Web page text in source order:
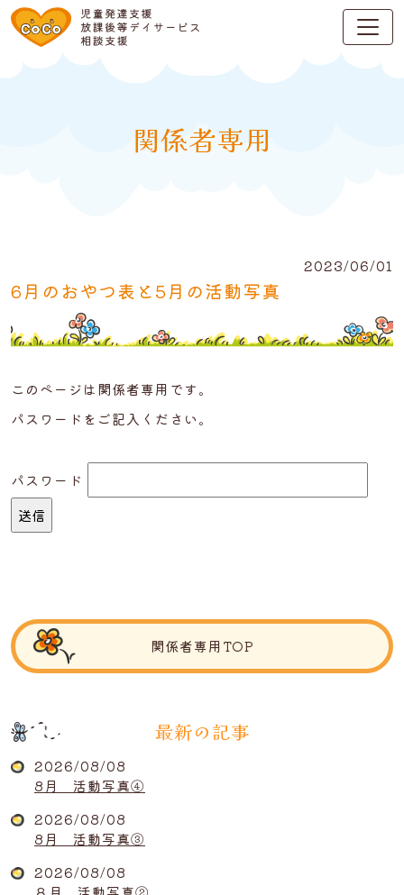
関係者専用
2023/06/01
6月のおやつ表と5月の活動写真
このページは関係者専用です。
パスワードをご記入ください。
パスワード
関係者専用TOP
最新の記事
2026/08/08
8月 活動写真④
2026/08/08
8月 活動写真③
2026/08/08